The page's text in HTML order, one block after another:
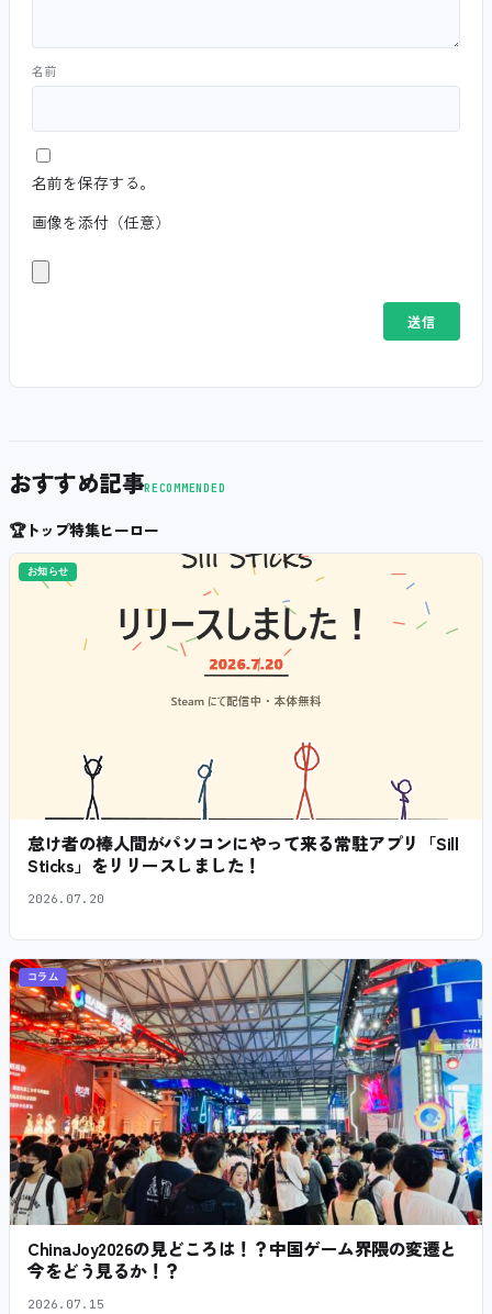
名前
名前を保存する。
画像を添付（任意）
おすすめ記事RECOMMENDED
🏆トップ特集ヒーロー
お知らせ
怠け者の棒人間がパソコンにやって来る常駐アプリ「Sill
Sticks」をリリースしました！
2026.07.20
コラム
ChinaJoy2026の見どころは！？中国ゲーム界隈の変遷と
今をどう見るか！？
2026.07.15